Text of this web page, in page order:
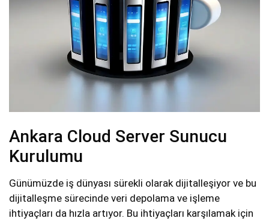
Ankara Cloud Server Sunucu
Kurulumu
Günümüzde iş dünyası sürekli olarak dijitalleşiyor ve bu
dijitalleşme sürecinde veri depolama ve işleme
ihtiyaçları da hızla artıyor. Bu ihtiyaçları karşılamak için